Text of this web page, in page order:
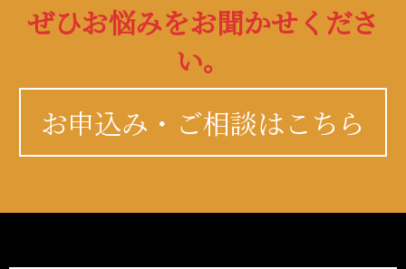
ぜひお悩みをお聞かせくださ
い。
お申込み・ご相談はこちら